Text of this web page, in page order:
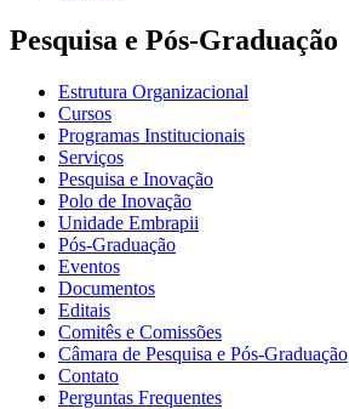
Pesquisa e Pós-Graduação
Estrutura Organizacional
Cursos
Programas Institucionais
Serviços
Pesquisa e Inovação
Polo de Inovação
Unidade Embrapii
Pós-Graduação
Eventos
Documentos
Editais
Comitês e Comissões
Câmara de Pesquisa e Pós-Graduação
Contato
Perguntas Frequentes